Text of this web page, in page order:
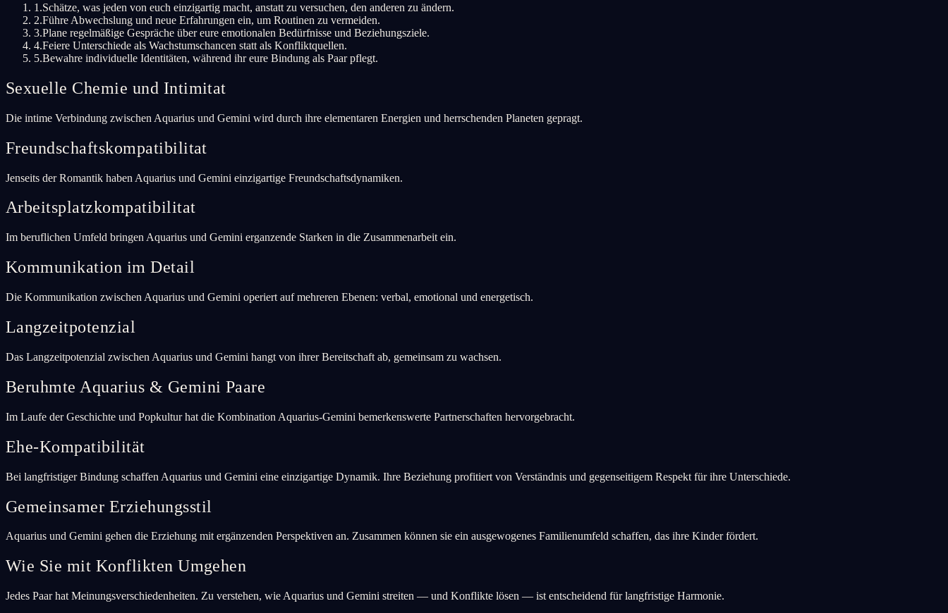
1 .Schätze, was jeden von euch einzigartig macht, anstatt zu versuchen, den anderen zu ändern.
2.Führe Abwechslung und neue Erfahrungen ein, um Routinen zu vermeiden.
3.Plane regelmäßige Gespräche über eure emotionalen Bedürfnisse und Beziehungsziele.
4.Feiere Unterschiede als Wachstumschancen statt als Konfliktquellen.
5.Bewahre individuelle Identitäten, während ihr eure Bindung als Paar pflegt.
Sexuelle Chemie und Intimitat
Die intime Verbindung zwischen Aquarius und Gemini wird durch ihre elementaren Energien und herrschenden Planeten gepragt.
Freundschaftskompatibilitat
Jenseits der Romantik haben Aquarius und Gemini einzigartige Freundschaftsdynamiken.
Arbeitsplatzkompatibilitat
Im beruflichen Umfeld bringen Aquarius und Gemini erganzende Starken in die Zusammenarbeit ein.
Kommunikation im Detail
Die Kommunikation zwischen Aquarius und Gemini operiert auf mehreren Ebenen: verbal, emotional und energetisch.
Langzeitpotenzial
Das Langzeitpotenzial zwischen Aquarius und Gemini hangt von ihrer Bereitschaft ab, gemeinsam zu wachsen.
Beruhmte Aquarius & Gemini Paare
Im Laufe der Geschichte und Popkultur hat die Kombination Aquarius-Gemini bemerkenswerte Partnerschaften hervorgebracht.
Ehe-Kompatibilität
Bei langfristiger Bindung schaffen Aquarius und Gemini eine einzigartige Dynamik. Ihre Beziehung profitiert von Verständnis und gegenseitigem Respekt für ihre Unterschiede.
Gemeinsamer Erziehungsstil
Aquarius und Gemini gehen die Erziehung mit ergänzenden Perspektiven an. Zusammen können sie ein ausgewogenes Familienumfeld schaffen, das ihre Kinder fördert.
Wie Sie mit Konflikten Umgehen
Jedes Paar hat Meinungsverschiedenheiten. Zu verstehen, wie Aquarius und Gemini streiten — und Konflikte lösen — ist entscheidend für langfristige Harmonie.